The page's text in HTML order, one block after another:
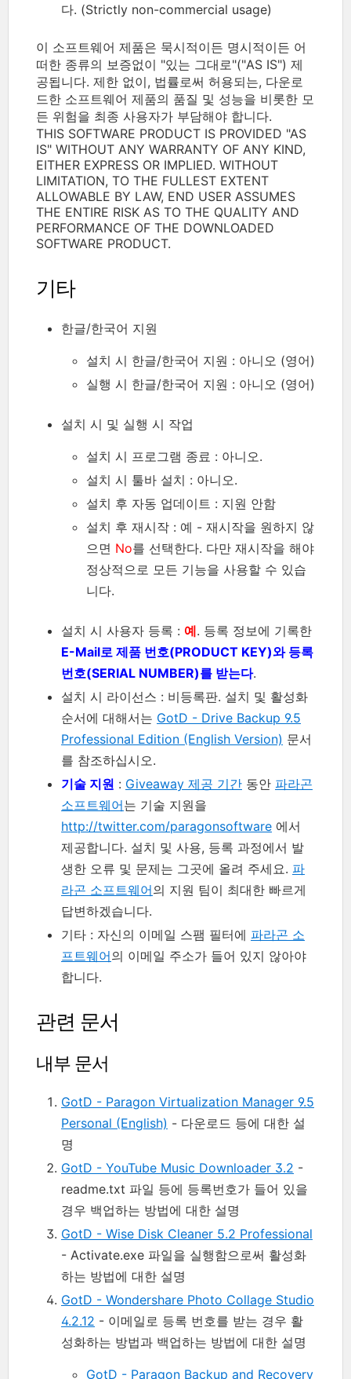
다. (Strictly non-commercial usage)
이 소프트웨어 제품은 묵시적이든 명시적이든 어
떠한 종류의 보증없이 "있는 그대로"("AS IS") 제
공됩니다. 제한 없이, 법률로써 허용되는, 다운로
드한 소프트웨어 제품의 품질 및 성능을 비롯한 모
든 위험을 최종 사용자가 부담해야 합니다.
THIS SOFTWARE PRODUCT IS PROVIDED "AS
IS" WITHOUT ANY WARRANTY OF ANY KIND,
EITHER EXPRESS OR IMPLIED. WITHOUT
LIMITATION, TO THE FULLEST EXTENT
ALLOWABLE BY LAW, END USER ASSUMES
THE ENTIRE RISK AS TO THE QUALITY AND
PERFORMANCE OF THE DOWNLOADED
SOFTWARE PRODUCT.
기타
한글/한국어 지원
설치 시 한글/한국어 지원 : 아니오 (영어)
실행 시 한글/한국어 지원 : 아니오 (영어)
설치 시 및 실행 시 작업
설치 시 프로그램 종료 : 아니오.
설치 시 툴바 설치 : 아니오.
설치 후 자동 업데이트 : 지원 안함
설치 후 재시작 : 예 - 재시작을 원하지 않
으면 No를 선택한다. 다만 재시작을 해야
정상적으로 모든 기능을 사용할 수 있습
니다.
설치 시 사용자 등록 : 예. 등록 정보에 기록한
E-Mail로 제품 번호(PRODUCT KEY)와 등록
번호(SERIAL NUMBER)를 받는다.
설치 시 라이선스 : 비등록판. 설치 및 활성화
순서에 대해서는 GotD - Drive Backup 9.5
Professional Edition (English Version) 문서
를 참조하십시오.
기술 지원 : Giveaway 제공 기간 동안 파라곤
소프트웨어는 기술 지원을
http://twitter.com/paragonsoftware 에서
제공합니다. 설치 및 사용, 등록 과정에서 발
생한 오류 및 문제는 그곳에 올려 주세요. 파
라곤 소프트웨어의 지원 팀이 최대한 빠르게
답변하겠습니다.
기타 : 자신의 이메일 스팸 필터에 파라곤 소
프트웨어의 이메일 주소가 들어 있지 않아야
합니다.
관련 문서
내부 문서
GotD - Paragon Virtualization Manager 9.5
Personal (English) - 다운로드 등에 대한 설
명
GotD - YouTube Music Downloader 3.2 -
readme.txt 파일 등에 등록번호가 들어 있을
경우 백업하는 방법에 대한 설명
GotD - Wise Disk Cleaner 5.2 Professional
- Activate.exe 파일을 실행함으로써 활성화
하는 방법에 대한 설명
GotD - Wondershare Photo Collage Studio
4.2.12 - 이메일로 등록 번호를 받는 경우 활
성화하는 방법과 백업하는 방법에 대한 설명
GotD - Paragon Backup and Recovery